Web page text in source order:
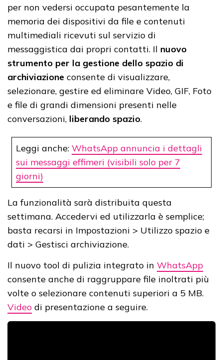
per non vedersi occupata pesantemente la
memoria dei dispositivi da file e contenuti
multimediali ricevuti sul servizio di
messaggistica dai propri contatti. Il nuovo
strumento per la gestione dello spazio di
archiviazione consente di visualizzare,
selezionare, gestire ed eliminare Video, GIF, Foto
e file di grandi dimensioni presenti nelle
conversazioni, liberando spazio.
Leggi anche: WhatsApp annuncia i dettagli
sui messaggi effimeri (visibili solo per 7
giorni)
La funzionalità sarà distribuita questa
settimana. Accedervi ed utilizzarla è semplice;
basta recarsi in Impostazioni > Utilizzo spazio e
dati > Gestisci archiviazione.
Il nuovo tool di pulizia integrato in WhatsApp
consente anche di raggruppare file inoltrati più
volte o selezionare contenuti superiori a 5 MB.
Video di presentazione a seguire.